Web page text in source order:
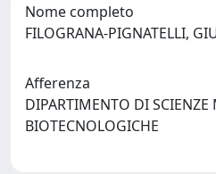
Nome completo
FILOGRANA-PIGNATELLI,
Afferenza
DIPARTIMENTO DI SCIENZE
BIOTECNOLOGICHE